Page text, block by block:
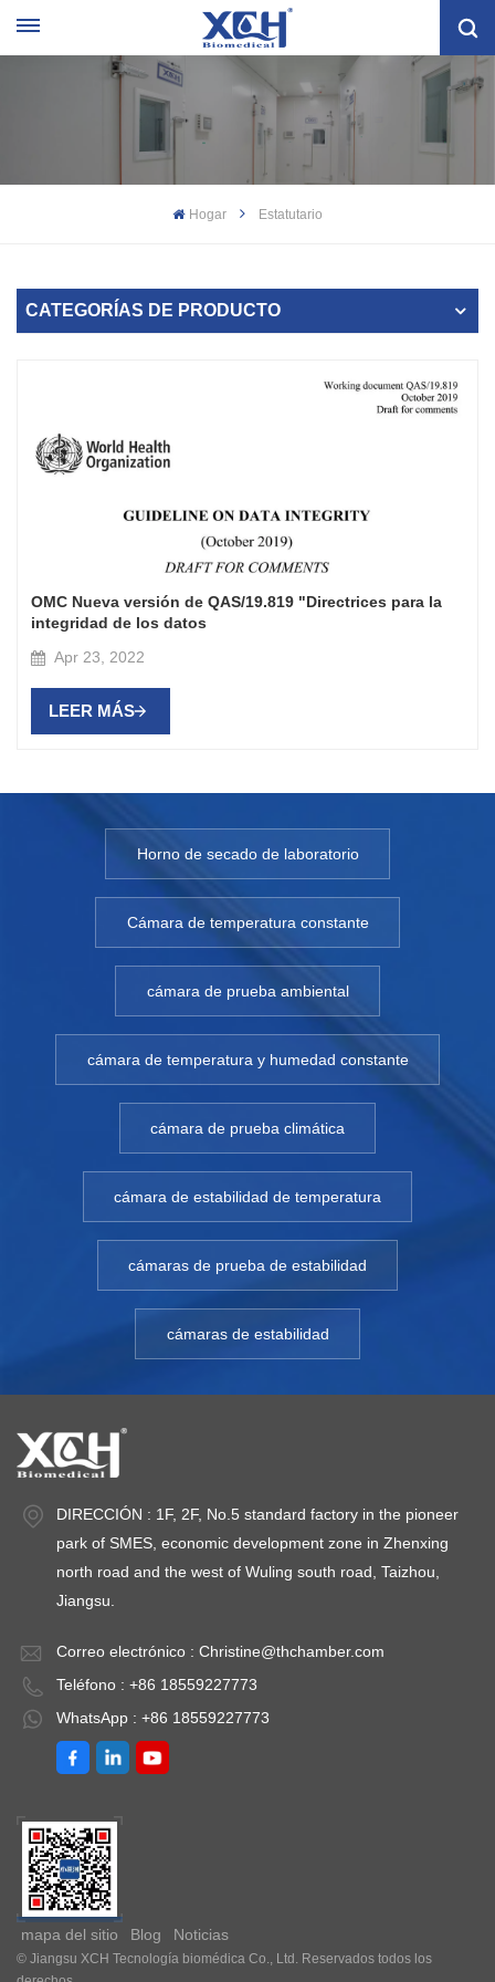
Hogar Estatutario
CATEGORÍAS DE PRODUCTO
OMC Nueva versión de QAS/19.819 "Directrices para la
integridad de los datos
Apr 23, 2022
LEER MÁS
Horno de secado de laboratorio
Cámara de temperatura constante
cámara de prueba ambiental
cámara de temperatura y humedad constante
cámara de prueba climática
cámara de estabilidad de temperatura
cámaras de prueba de estabilidad
cámaras de estabilidad
DIRECCIÓN : 1F, 2F, No.5 standard factory in the pioneer
park of SMES, economic development zone in Zhenxing
north road and the west of Wuling south road, Taizhou,
Jiangsu.
Correo electrónico : Christine@thchamber.com
Teléfono : +86 18559227773
WhatsApp : +86 18559227773
mapa del sitio Blog Noticias
© Jiangsu XCH Tecnología biomédica Co., Ltd. Reservados todos los